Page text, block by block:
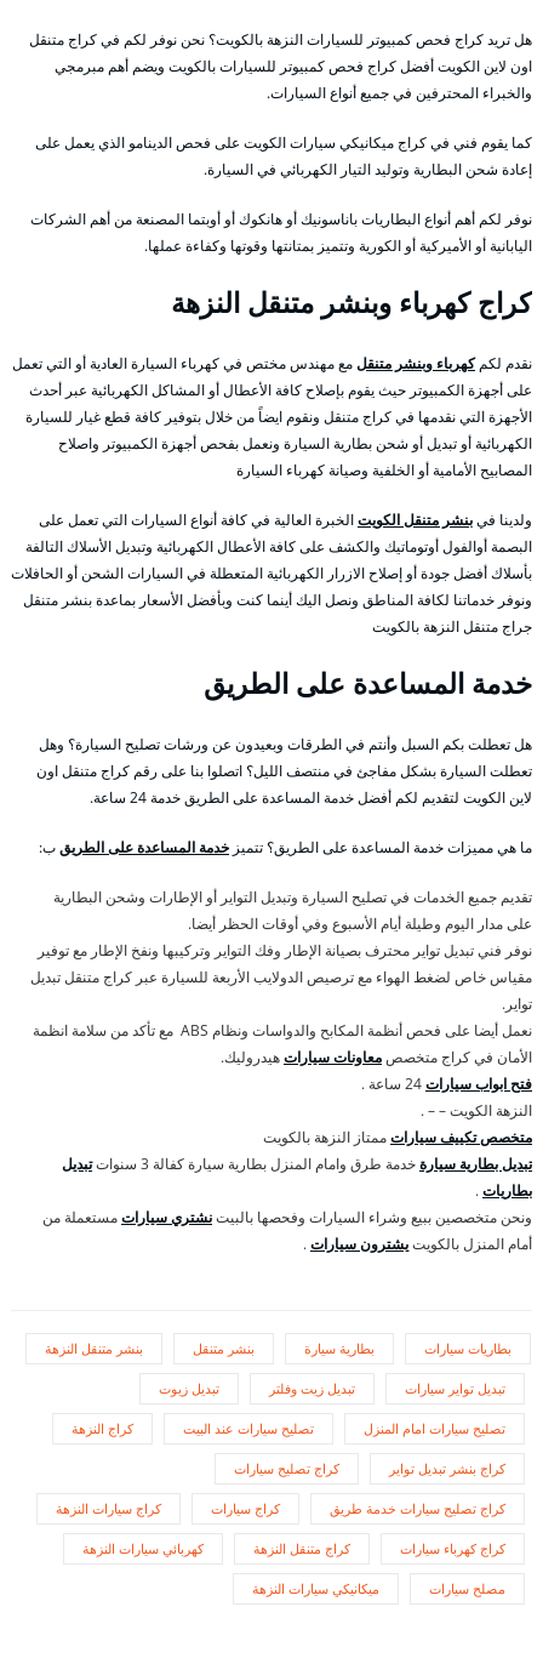
هل تريد كراج فحص كمبيوتر للسيارات النزهة بالكويت؟ نحن نوفر لكم في كراج متنقل
اون لاين الكويت أفضل كراج فحص كمبيوتر للسيارات بالكويت ويضم أهم مبرمجي
والخبراء المحترفين في جميع أنواع السيارات.
كما يقوم فني في كراج ميكانيكي سيارات الكويت على فحص الدينامو الذي يعمل على
إعادة شحن البطارية وتوليد التيار الكهربائي في السيارة.
نوفر لكم أهم أنواع البطاريات باناسونيك أو هانكوك أو أوبتما المصنعة من أهم الشركات
اليابانية أو الأميركية أو الكورية وتتميز بمتانتها وقوتها وكفاءة عملها.
كراج كهرباء وبنشر متنقل النزهة
نقدم لكمكهرباء وبنشر متنقلمع مهندس مختص في كهرباء السيارة العادية أو التي تعمل
على أجهزة الكمبيوتر حيث يقوم بإصلاح كافة الأعطال أو المشاكل الكهربائية عبر أحدث
الأجهزة التي نقدمها في كراج متنقل ونقوم ايضاً من خلال بتوفير كافة قطع غيار للسيارة
الكهربائية أو تبديل أو شحن بطارية السيارة ونعمل بفحص أجهزة الكمبيوتر واصلاح
المصابيح الأمامية أو الخلفية وصيانة كهرباء السيارة
ولدينا فيبنشر متنقل الكويتالخبرة العالية في كافة أنواع السيارات التي تعمل على
البصمة أوالفول أوتوماتيك والكشف على كافة الأعطال الكهربائية وتبديل الأسلاك التالفة
بأسلاك أفضل جودة أو إصلاح الازرار الكهربائية المتعطلة في السيارات الشحن أو الحافلات
ونوفر خدماتنا لكافة المناطق ونصل اليك أينما كنت وبأفضل الأسعار بماعدة بنشر متنقل
جراج متنقل النزهة بالكويت
خدمة المساعدة على الطريق
هل تعطلت بكم السبل وأنتم في الطرقات وبعيدون عن ورشات تصليح السيارة؟ وهل
تعطلت السيارة بشكل مفاجئ في منتصف الليل؟ اتصلوا بنا على رقم كراج متنقل اون
لاين الكويت لتقديم لكم أفضل خدمة المساعدة على الطريق خدمة 24 ساعة.
ما هي مميزات خدمة المساعدة على الطريق؟ تتميز خدمة المساعدة على الطريقب:
تقديم جميع الخدمات في تصليح السيارة وتبديل التواير أو الإطارات وشحن البطارية
على مدار اليوم وطيلة أيام الأسبوع وفي أوقات الحظر أيضا.
نوفر فني تبديل تواير محترف بصيانة الإطار وفك التواير وتركيبها ونفخ الإطار مع توفير
مقياس خاص لضغط الهواء مع ترصيص الدولايب الأربعة للسيارة عبر كراج متنقل تبديل
تواير.
نعمل أيضا على فحص أنظمة المكابح والدواسات ونظام ABS مع تأكد من سلامة انظمة
الأمان في كراج متخصصمعاونات سياراتهيدروليك.
فتح ابواب سيارات
النزهة الكويت – – .
متخصص تكييف سياراتممتاز النزهة بالكويت
تبديل بطارية سيارةخدمة طرق وامام المنزل بطارية سيارة كفالة 3 سنوات
تبديل
بطاريات.
ونحن متخصصين ببيع وشراء السيارات وفحصها بالبيتنشتري سياراتمستعملة من
أمام المنزل بالكويتيشترون سيارات.
بطاريات سيارات بطارية سيارة بنشر متنقل بنشر متنقل النزهة
تبديل تواير سيارات تبديل زيت وفلتر تبديل زيوت
تصليح سيارات امام المنزل تصليح سيارات عند البيت كراج النزهة
كراج بنشر تبديل تواير كراج تصليح سيارات
كراج تصليح سيارات خدمة طريق كراج سيارات كراج سيارات النزهة
كراج كهرباء سيارات كراج متنقل النزهة كهربائي سيارات النزهة
مصلح سيارات ميكانيكي سيارات النزهة